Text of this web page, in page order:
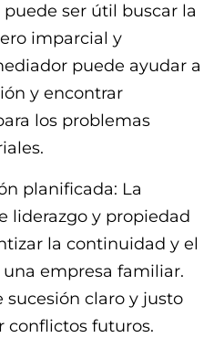
ser útil buscar la
imparcial y
puede ayudar a
y encontrar
los problemas
planificada: La
liderazgo y propiedad
la continuidad y el
empresa familiar.
sucesión claro y justo
conflictos futuros.